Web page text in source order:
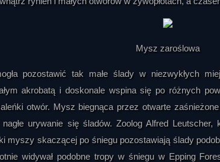
Mysz zaroślowa
pozostawić tak małe ślady w niezwykłych
akrobatą i doskonale wspina się po różnych
otwór. Mysz biegnąca przez otwarte
nagłe urywanie się śladów. Zoolog Alfred
myszy skaczącej po śniegu pozostawiają ślady
widywał podobne tropy w śniegu w Epping